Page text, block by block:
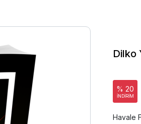
Dilko
% 20
İNDİRİM
Havale